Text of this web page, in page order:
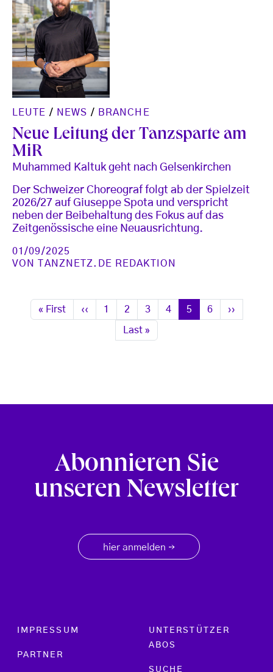
LEUTE / NEWS / BRANCHE
Neue Leitung der Tanzsparte am
MiR
Muhammed Kaltuk geht nach Gelsenkirchen
Der Schweizer Choreograf folgt ab der Spielzeit
2026/27 auf Giuseppe Spota und verspricht
neben der Beibehaltung des Fokus auf das
Zeitgenössische eine Neuausrichtung.
01/09/2025
VON
TANZNETZ.DE REDAKTION
Seitennummerierung
Erste Seite
« First Vorherige Seite
‹‹ Seite
1 Seite
2 Seite
3 Seite
4 Seite
5 Seite
6 Nächste
››
Letzte Seite
Last »
Abonnieren Sie
unseren Newsletter
hier anmelden →
Footer menu
IMPRESSUM
PARTNER
UNTERSTÜTZER
ABOS
SUCHE